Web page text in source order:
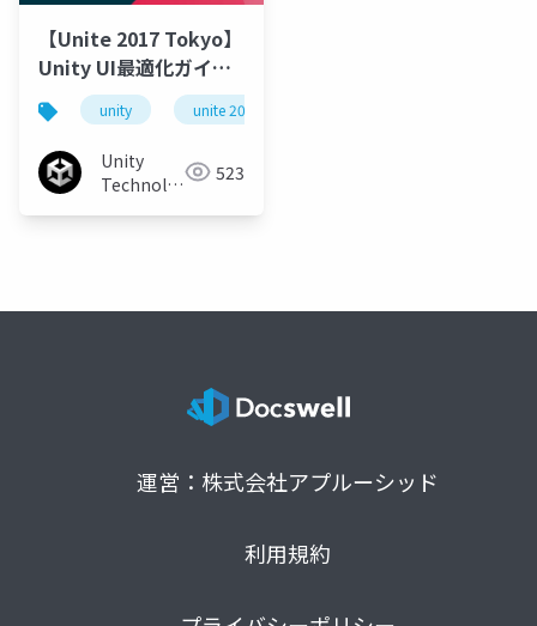
【Unite 2017 Tokyo】
Unity UI最適化ガイド
〜ベストプラクティス
と新機能
unity unite 2017 tokyo
Unity
Technologies 523
運営：株式会社アプルーシッド
利用規約